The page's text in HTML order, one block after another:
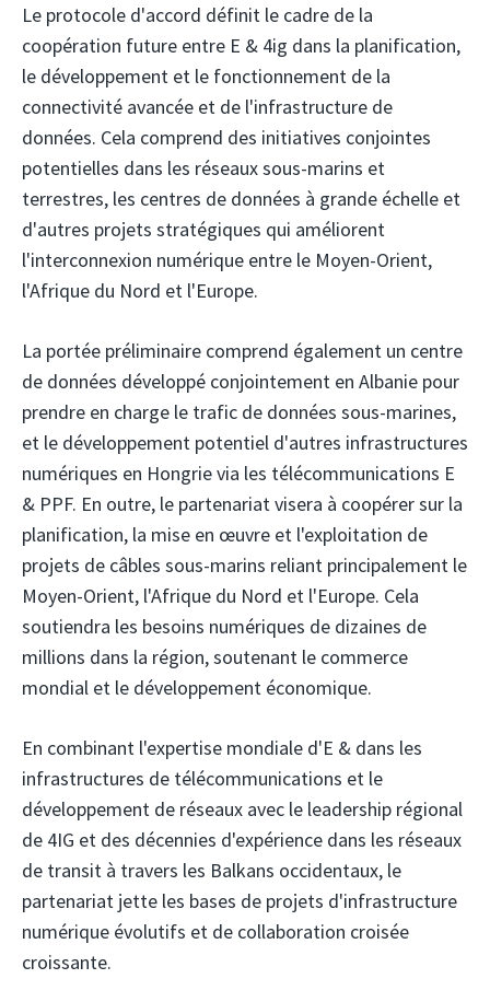
Le protocole d'accord définit le cadre de la
coopération future entre E & 4ig dans la planification,
le développement et le fonctionnement de la
connectivité avancée et de l'infrastructure de
données. Cela comprend des initiatives conjointes
potentielles dans les réseaux sous-marins et
terrestres, les centres de données à grande échelle et
d'autres projets stratégiques qui améliorent
l'interconnexion numérique entre le Moyen-Orient,
l'Afrique du Nord et l'Europe.
La portée préliminaire comprend également un centre
de données développé conjointement en Albanie pour
prendre en charge le trafic de données sous-marines,
et le développement potentiel d'autres infrastructures
numériques en Hongrie via les télécommunications E
& PPF. En outre, le partenariat visera à coopérer sur la
planification, la mise en œuvre et l'exploitation de
projets de câbles sous-marins reliant principalement le
Moyen-Orient, l'Afrique du Nord et l'Europe. Cela
soutiendra les besoins numériques de dizaines de
millions dans la région, soutenant le commerce
mondial et le développement économique.
En combinant l'expertise mondiale d'E & dans les
infrastructures de télécommunications et le
développement de réseaux avec le leadership régional
de 4IG et des décennies d'expérience dans les réseaux
de transit à travers les Balkans occidentaux, le
partenariat jette les bases de projets d'infrastructure
numérique évolutifs et de collaboration croisée
croissante.